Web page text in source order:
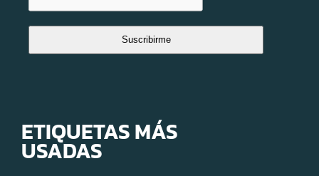
Suscribirme
ETIQUETAS MÁS
USADAS